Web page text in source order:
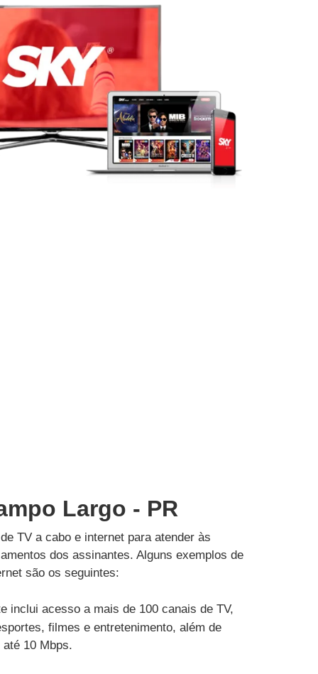
Largo - PR
TV a cabo e internet para atender às
dos assinantes. Alguns exemplos de
são os seguintes:
inclui acesso a mais de 100 canais de TV,
filmes e entretenimento, além de
10 Mbps.